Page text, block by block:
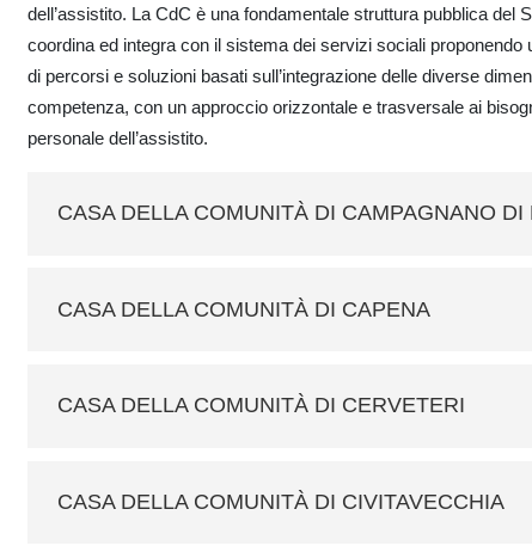
dell’assistito. La CdC è una fondamentale struttura pubblica del
coordina ed integra con il sistema dei servizi sociali
di percorsi e soluzioni basati sull’integrazione delle diverse
competenza, con un approccio orizzontale e trasversale ai
personale dell’assistito.
CASA DELLA COMUNITÀ DI CAMPAGNANO DI
CASA DELLA COMUNITÀ DI CAPENA
CASA DELLA COMUNITÀ DI CERVETERI
CASA DELLA COMUNITÀ DI CIVITAVECCHIA